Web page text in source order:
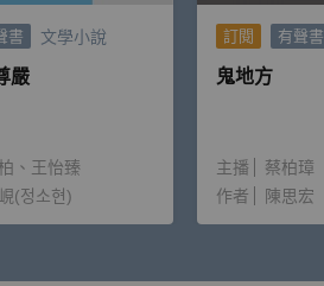
書 文學小說
嚴
王怡臻
(정소현)
訂閱 有聲書
鬼地方
主播
蔡柏璋
作者
陳思宏